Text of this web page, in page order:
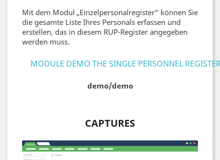
Mit dem Modul „Einzelpersonalregister“ können Sie
die gesamte Liste Ihres Personals erfassen und
erstellen, das in diesem RUP-Register angegeben
werden muss.
MODULE DEMO THE SINGLE PERSONNEL
demo/demo
CAPTURES